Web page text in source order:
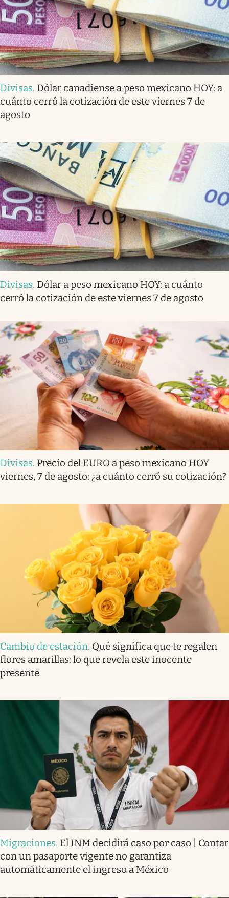
Divisas. Dólar canadiense a peso mexicano HOY: a
cuánto cerró la cotización de este viernes 7 de
agosto
Divisas. Dólar a peso mexicano HOY: a cuánto
cerró la cotización de este viernes 7 de agosto
Divisas. Precio del EURO a peso mexicano HOY
viernes, 7 de agosto: ¿a cuánto cerró su cotización?
Cambio de estación. Qué significa que te regalen
flores amarillas: lo que revela este inocente
presente
Migraciones. El INM decidirá caso por caso | Contar
con un pasaporte vigente no garantiza
automáticamente el ingreso a México